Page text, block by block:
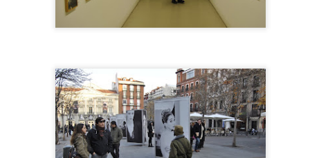
de Mónica Aranegui
juramento posbolonio de junio,
ambas piezas me han sido muy
me recorrieron en esos pocos minutos. Luego al despojarme de las
fue muy fuerte.